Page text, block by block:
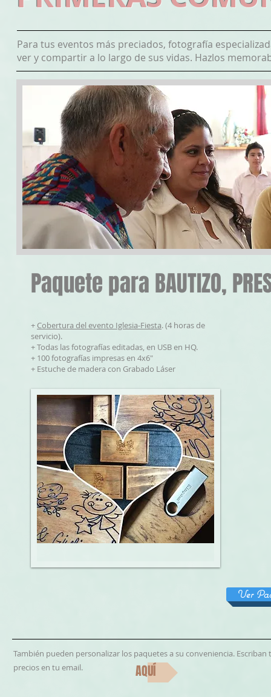
+ Cobertura del evento Iglesia-Fiesta. (4 horas de
servicio).
+ Todas las fotografías editadas, en USB en HQ.
+ 100 fotografías impresas en 4x6"
+ Estuche de madera con Grabado Láser
Ver
Para tus eventos más preciados, fotografía
ver y compartir a lo largo de sus vidas. Hazlos
Paquete para BAUTIZO,
AQUÍ
También pueden personalizar los paquetes a su conveniencia.
precios en tu email.